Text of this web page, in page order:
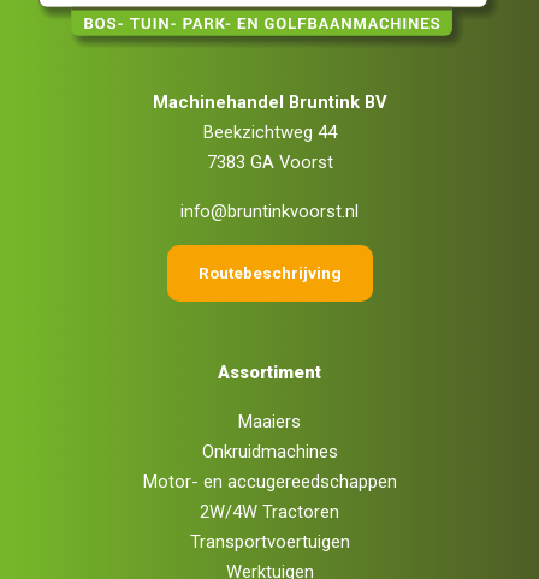
Machinehandel Bruntink BV
Beekzichtweg 44
7383 GA Voorst
info@bruntinkvoorst.nl
Routebeschrijving
Assortiment
Maaiers
Onkruidmachines
Motor- en accugereedschappen
2W/4W Tractoren
Transportvoertuigen
Werktuigen